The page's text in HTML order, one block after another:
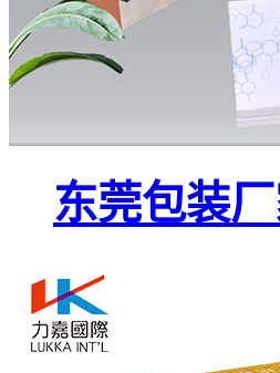
东莞包装